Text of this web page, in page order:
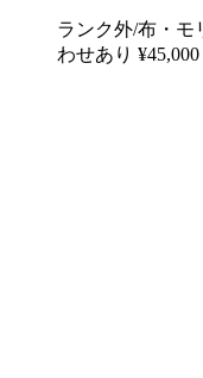
ランク外/布・モ
わせあり ¥45,000